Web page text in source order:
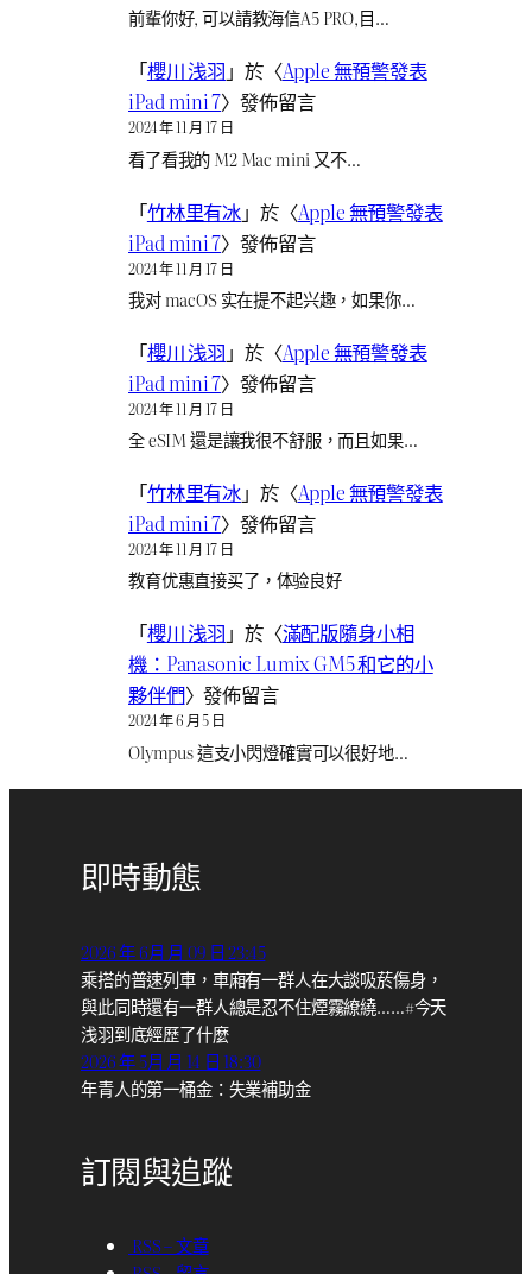
前輩你好, 可以請教海信A5 PRO,目…
「櫻川 浅羽 」於〈Apple 無預警發表
iPad mini 7〉發佈留言
2024 年 11 月 17 日
看了看我的 M2 Mac mini 又不…
「竹林里有冰」於〈Apple 無預警發表
iPad mini 7〉發佈留言
2024 年 11 月 17 日
我对 macOS 实在提不起兴趣，如果你…
「櫻川 浅羽 」於〈Apple 無預警發表
iPad mini 7〉發佈留言
2024 年 11 月 17 日
全 eSIM 還是讓我很不舒服，而且如果…
「竹林里有冰」於〈Apple 無預警發表
iPad mini 7〉發佈留言
2024 年 11 月 17 日
教育优惠直接买了，体验良好
「櫻川 浅羽 」於〈滿配版隨身小相
機：Panasonic Lumix GM5 和它的小
夥伴們〉發佈留言
2024 年 6 月 5 日
Olympus 這支小閃燈確實可以很好地…
即時動態
2026 年 6月 月 09 日 23:45
乘搭的普速列車，車廂有一群人在大談吸菸傷身，
與此同時還有一群人總是忍不住煙霧繚繞……#今天
浅羽到底經歷了什麼
2026 年 5月 月 14 日 18:30
年青人的第一桶金：失業補助金
訂閱與追蹤
RSS – 文章